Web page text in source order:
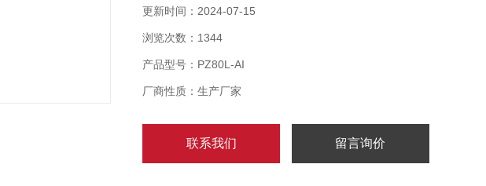
根据不同要求，通过仪表面板按键，对变比、报警、通
更新时间：2024-07-15
浏览次数：1344
产品型号：PZ80L-AI
厂商性质：生产厂家
联系我们 留言询价